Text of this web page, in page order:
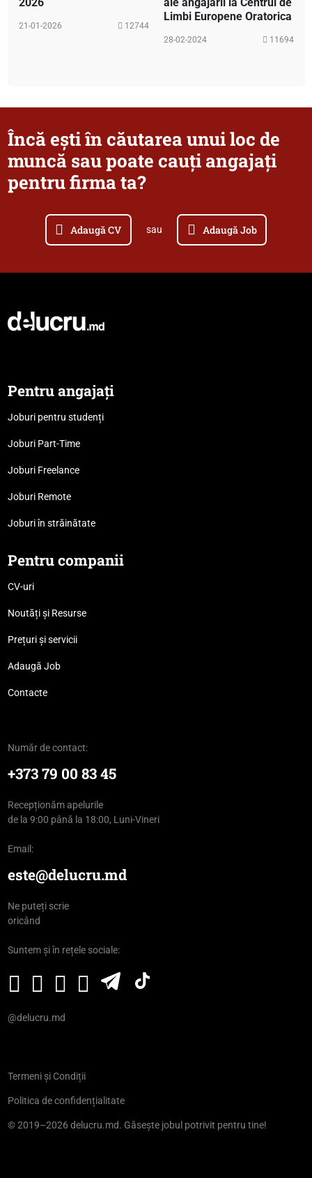
21-01-2026 12744
Limbi Europene Oratorica
28-02-2024 11694
Încă ești în căutarea unui loc de
muncă sau poate cauți angajați
pentru firma ta?
Adaugă CV sau Adaugă Job
Pentru angajați
Joburi pentru studenți
Joburi Part-Time
Joburi Freelance
Joburi Remote
Joburi în străinătate
Pentru companii
CV-uri
Noutăți și Resurse
Prețuri și servicii
Adaugă Job
Contacte
Număr de contact:
+373 79 00 83 45
Recepționăm apelurile
de la 9:00 până la 18:00, Luni-Vineri
Email:
este@delucru.md
Ne puteți scrie
oricând
Suntem și în rețele sociale:
@delucru.md
© 2019–2026 delucru.md. Găsește jobul potrivit pentru tine!
Termeni și Condiții
Politica de confidențialitate